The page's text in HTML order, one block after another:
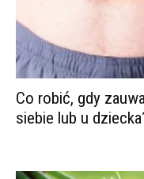
Co robić, gdy
siebie lub u